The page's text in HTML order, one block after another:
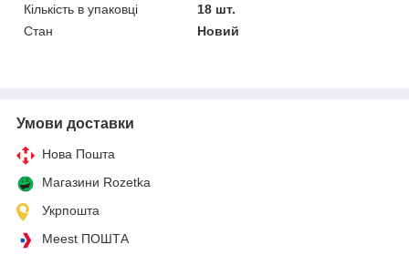
Кількість в упаковці
18 шт.
Стан
Новий
Умови доставки
Нова Пошта
Магазини Rozetka
Укрпошта
Meest ПОШТА